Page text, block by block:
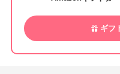
ギフ